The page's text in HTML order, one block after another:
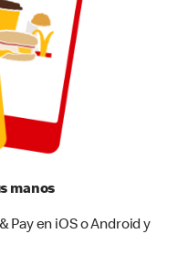
manos
Pay en iOS o Android y